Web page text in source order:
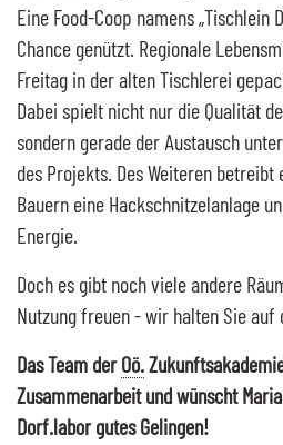
Eine Food-Coop namens „Tischlein
Chance genützt. Regionale
Freitag in der alten Tischlerei
Dabei spielt nicht nur die Qualität
sondern gerade der Austausch
des Projekts. Des Weiteren
Bauern eine Hackschnitzelanlage
Energie.
Doch es gibt noch viele andere
Nutzung freuen - wir halten Sie auf
DasTeam derOö.
Zusammenarbeit und wünscht
Dorf.labor gutes Gelingen!